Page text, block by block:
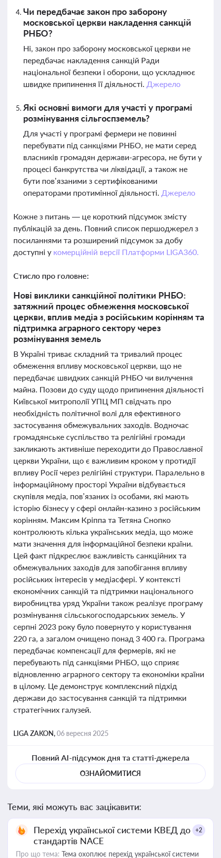
Чи передбачає закон про заборону
московської церкви накладення санкцій
РНБО?
Ні, закон про заборону московської церкви не
передбачає накладення санкцій Ради
національної безпеки і оборони, що ускладнює
швидке припинення її діяльності. Джерело
Які основні вимоги для участі у програмі
розмінування сільгоспземель?
Для участі у програмі фермери не повинні
перебувати під санкціями РНБО, не мати серед
власників громадян держави-агресора, не бути у
процесі банкрутства чи ліквідації, а також не
бути пов’язаними з сертифікованими
операторами протимінної діяльності. Джерело
Кожне з питань — це короткий підсумок змісту
публікацій за день. Повний список першоджерел з
посиланнями та розширений підсумок за добу
доступні у комерційній версії Платформи LIGA360.
Стисло про головне:
Нові виклики санкційної політики РНБО:
затяжний процес обмеження московської
церкви, вплив медіа з російським корінням та
підтримка аграрного сектору через
розмінування земель
В Україні триває складний та тривалий процес
обмеження впливу московської церкви, що не
передбачає швидких санкцій РНБО чи вилучення
майна. Позови до суду щодо припинення діяльності
Київської митрополії УПЦ МП свідчать про
необхідність політичної волі для ефективного
застосування обмежувальних заходів. Водночас
громадянське суспільство та релігійні громади
закликають активніше переходити до Православної
церкви України, що є важливим кроком у протидії
впливу Росії через релігійні структури. Паралельно в
інформаційному просторі України відбувається
скупівля медіа, пов’язаних із особами, які мають
історію бізнесу у сфері онлайн-казино з російським
корінням. Максим Кріппа та Тетяна Снопко
контролюють кілька українських медіа, що може
мати значення для інформаційної безпеки країни.
Цей факт підкреслює важливість санкційних та
обмежувальних заходів для запобігання впливу
російських інтересів у медіасфері. У контексті
економічних санкцій та підтримки національного
виробництва уряд України також реалізує програму
розмінування сільськогосподарських земель. У
серпні 2023 року було повернуто у користування
220 га, а загалом очищено понад 3 400 га. Програма
передбачає компенсації для фермерів, які не
перебувають під санкціями РНБО, що сприяє
відновленню аграрного сектору та економіки країни
в цілому. Це демонструє комплексний підхід
держави до застосування санкцій та підтримки
стратегічних галузей.
LIGA ZAKON,06 вересня 2025
Повний AI-підсумок дня та статті-джерела
ОЗНАЙОМИТИСЯ
Теми, які можуть вас зацікавити:
Перехід української системи КВЕД до
стандартів NACE
+2
Про що тема: Тема охоплює перехід української системи